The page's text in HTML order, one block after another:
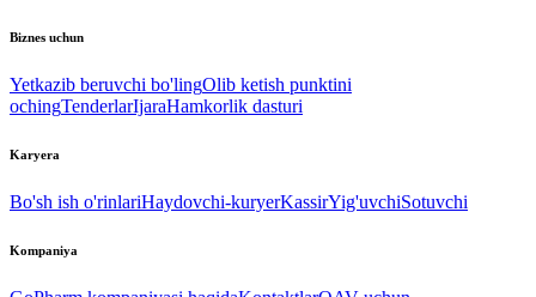
Biznes uchun
Yetkazib beruvchi bo'lingOlib ketish punktini
ochingTenderlarIjaraHamkorlik dasturi
Karyera
Bo'sh ish o'rinlariHaydovchi-kuryerKassirYig'uvchiSotuvchi
Kompaniya